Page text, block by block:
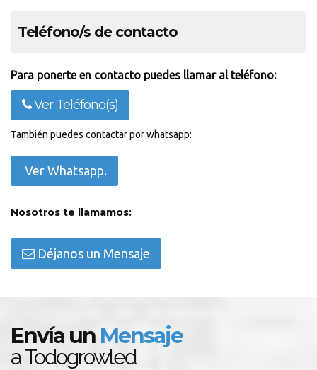
Teléfono/s de contacto
Para ponerte en contacto puedes llamar al teléfono:
Ver Teléfono(s)
También puedes contactar por whatsapp:
Ver Whatsapp.
Nosotros te llamamos:
Déjanos un Mensaje
Envía un Mensaje
a Todogrowled